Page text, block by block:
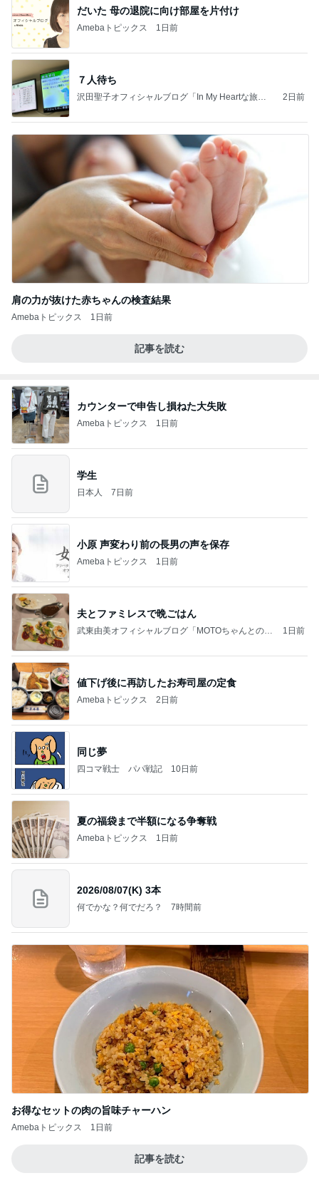
だいた 母の退院に向け部屋を片付け
Amebaトピックス 1日前
７人待ち
沢田聖子オフィシャルブログ「In My Heartな旅日
2日前
肩の力が抜けた赤ちゃんの検査結果
Amebaトピックス 1日前
記事を読む
カウンターで申告し損ねた大失敗
Amebaトピックス 1日前
学生
日本人 7日前
小原 声変わり前の長男の声を保存
Amebaトピックス 1日前
夫とファミレスで晩ごはん
武東由美オフィシャルブログ「MOTOちゃんとのは
1日前
値下げ後に再訪したお寿司屋の定食
Amebaトピックス 2日前
同じ夢
四コマ戦士 パパ戦記 10日前
夏の福袋まで半額になる争奪戦
Amebaトピックス 1日前
2026/08/07(K) 3本
何でかな？何でだろ？ 7時間前
お得なセットの肉の旨味チャーハン
Amebaトピックス 1日前
記事を読む